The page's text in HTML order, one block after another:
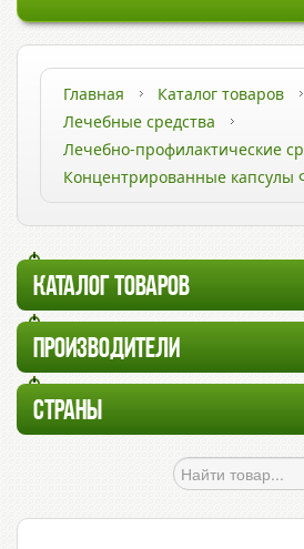
Главная
Каталог товаров
Лечебные средства
Лечебно-профилактические
Концентрированные капсулы
КАТАЛОГ ТОВАРОВ
ПРОИЗВОДИТЕЛИ
СТРАНЫ